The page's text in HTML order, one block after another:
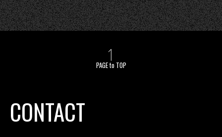
PAGE to TOP
CONTACT